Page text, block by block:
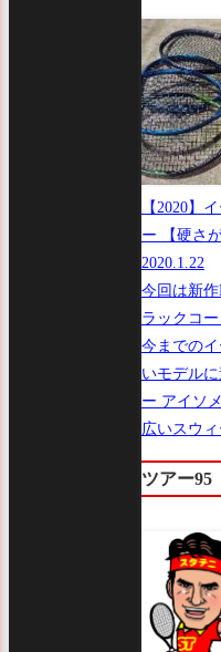
【2020】
ー 【硬さ
2020.1.22
今回は新
ラックコ
今までの
いモデル
ー アイソ
広いスウ
ツアー95